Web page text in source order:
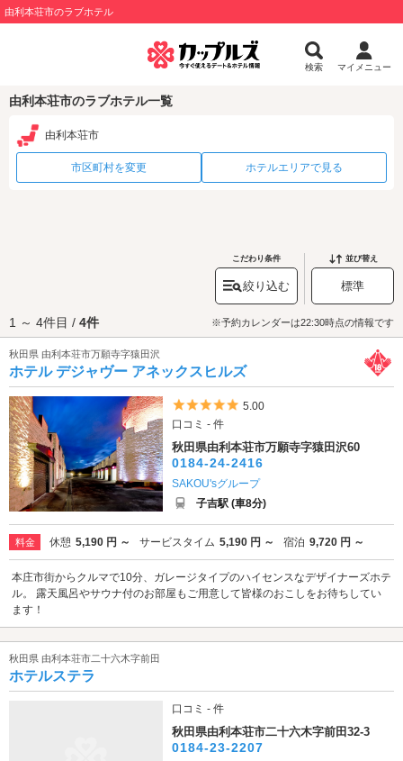
由利本荘市のラブホテル
検索 マイメニュー
由利本荘市のラブホテル一覧
由利本荘市
市区町村を変更 ホテルエリアで見る
こだわり条件
絞り込む
並び替え
標準
1 ～ 4件目 / 4件 ※予約カレンダーは22:30時点の情報です
秋田県 由利本荘市万願寺字猿田沢
ホテル デジャヴー アネックスヒルズ
5つ星のうち5
5.00
口コミ - 件
秋田県由利本荘市万願寺字猿田沢60
0184-24-2416
SAKOU'sグループ
子吉駅 (車8分)
料金 休憩 5,190 円 ～ サービスタイム 5,190 円 ～ 宿泊 9,720 円 ～
本庄市街からクルマで10分、ガレージタイプのハイセンスなデザイナーズホテ
ル。 露天風呂やサウナ付のお部屋もご用意して皆様のおこしをお待ちしてい
ます！
秋田県 由利本荘市二十六木字前田
ホテルステラ
口コミ - 件
秋田県由利本荘市二十六木字前田32-3
0184-23-2207